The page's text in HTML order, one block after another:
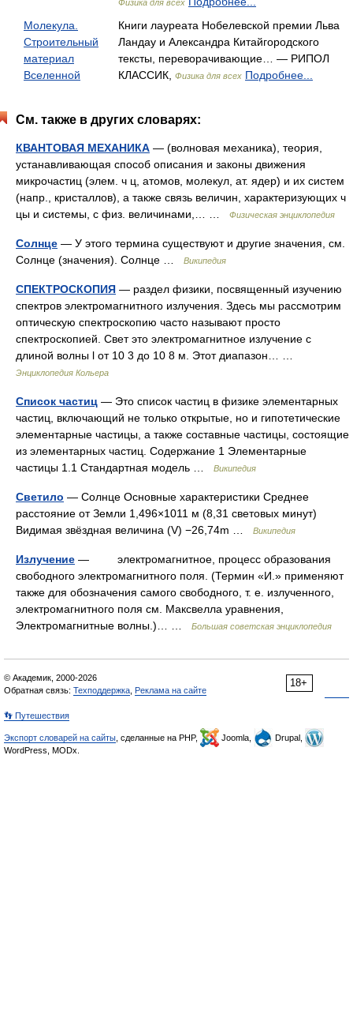
Физика для всех
Молекула.
Строительный
материал
Вселенной
Книги лауреата Нобелевской премии Льва
Ландау и Александра Китайгородского
тексты, переворачивающие… — РИПОЛ
КЛАССИК,
Физика для всех Подробнее...
См. также в других словарях:
КВАНТОВАЯ МЕХАНИКА — (волновая механика), теория,
устанавливающая способ описания и законы движения
микрочастиц (элем. ч ц, атомов, молекул, ат. ядер) и их систем
(напр., кристаллов), а также связь величин, характеризующих ч
цы и системы, с физ. величинами,… …
Физическая энциклопедия
Солнце — У этого термина существуют и другие значения, см.
Солнце (значения). Солнце …
Википедия
СПЕКТРОСКОПИЯ — раздел физики, посвященный изучению
спектров электромагнитного излучения. Здесь мы рассмотрим
оптическую спектроскопию часто называют просто
спектроскопией. Свет это электромагнитное излучение с
длиной волны l от 10 3 до 10 8 м. Этот диапазон… …
Энциклопедия Кольера
Список частиц — Это список частиц в физике элементарных
частиц, включающий не только открытые, но и гипотетические
элементарные частицы, а также составные частицы, состоящие
из элементарных частиц. Содержание 1 Элементарные
частицы 1.1 Стандартная модель …
Википедия
Светило — Солнце Основные характеристики Среднее
расстояние от Земли 1,496×1011 м (8,31 световых минут)
Видимая звёздная величина (V) −26,74m …
Википедия
Излучение — электромагнитное, процесс образования
свободного электромагнитного поля. (Термин «И.» применяют
также для обозначения самого свободного, т. е. излученного,
электромагнитного поля см. Максвелла уравнения,
Электромагнитные волны.)… …
Большая советская энциклопедия
18+
© Академик, 2000-2026
Обратная связь: Техподдержка Реклама на сайте
👣 Путешествия
Экспорт словарей на сайты , сделанные на PHP, Joomla,
Drupal,
WordPress, MODx.